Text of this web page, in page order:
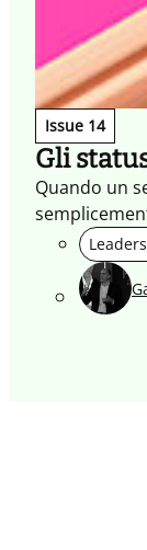
Issue 14
Gli
Quando un